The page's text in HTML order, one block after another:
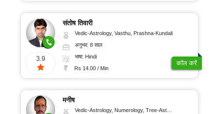
3.9
संतोष तिवारी
Vedic-Astrology, Vasthu, Prashna-Kundali
अनुभव: 8 साल
भाषा: Hindi
Rs 14.00 / Min
कॉल करें
मनीष
Vedic-Astrology, Numerology, Tree-Astrology, Prashna-Kundali